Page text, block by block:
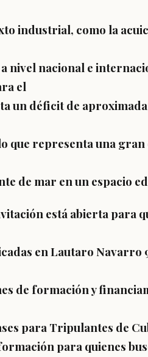
industrial, como la
nivel nacional e
el
un déficit de
que representa una
de mar en un espacio
está abierta para
en Lautaro Navarro
de formación y
para Tripulantes de
para quienes